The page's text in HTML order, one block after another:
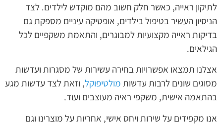
לתיקון ראייה, כאשר חלק חשוב מהם מוקדש לילדים. לצד
הניסיון העשיר בטיפול בילדים, אופטיקה עיניים מספקת גם
בדיקות ראייה מקצועיות למבוגרים, והתאמת משקפיים לכל
הגילאים.
אצלנו תמצאו אפשרויות בחירה עשירות של מסגרות ועדשות
מסוגים שונים לרבות עדשות מולטיפוקל, וזאת לצד עדשות מגע
בהתאמה אישית, משקפי ראיה מעוצבים ועוד.
אנו מקפידים על שירות ויחס אישי, אחריות על מוצרינו וגם